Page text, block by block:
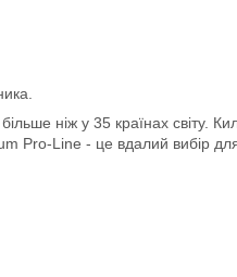
ніж у 35 країнах світу.
Pro-Line - це вдалий вибір для